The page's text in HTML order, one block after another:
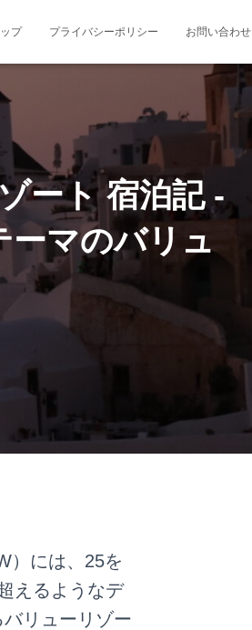
プ プライバシーポリシー お問い合わせ
ート 宿泊記 -
ーマのバリュ
）には、25を
えるようなデ
リューリゾー